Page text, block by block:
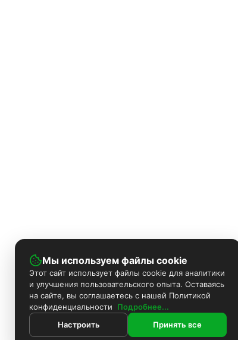
Мы используем файлы cookie
Этот сайт использует файлы cookie для аналитики
и улучшения пользовательского опыта. Оставаясь
на сайте, вы соглашаетесь с нашей Политикой
конфиденциальности
Подробнее...
Настроить
Принять все